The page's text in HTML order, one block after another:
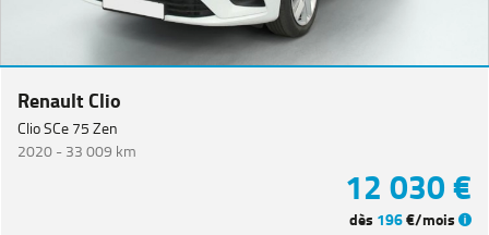
Renault Clio
Clio SCe 75 Zen
2020 -33 009 km
12 030 €
dès 196€/mois